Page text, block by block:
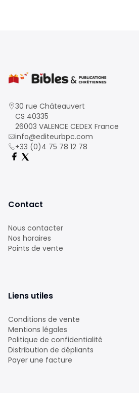
30 rue Châteauvert
CS 40335
26003 VALENCE CEDEX France
info@editeurbpc.com
+33 (0)4 75 78 12 78
Contact
Nous contacter
Nos horaires
Points de vente
Liens utiles
Conditions de vente
Mentions légales
Politique de confidentialité
Distribution de dépliants
Payer une facture